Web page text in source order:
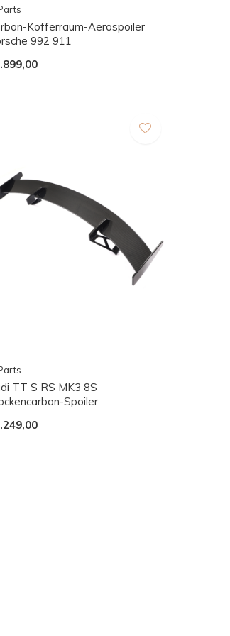
Kofferraum-Aerospoiler
992 911
TT S RS MK3 8S
Spoiler